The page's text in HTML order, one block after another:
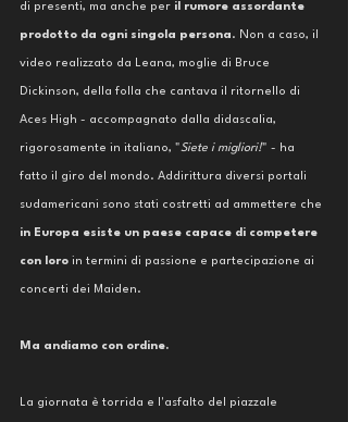
di presenti, ma anche per il rumore assordante
prodotto da ogni singola persona. Non a caso, il
video realizzato da Leana, moglie di Bruce
Dickinson, della folla che cantava il ritornello di
Aces High - accompagnato dalla didascalia,
rigorosamente in italiano, "Siete i migliori!" - ha
fatto il giro del mondo. Addirittura diversi portali
sudamericani sono stati costretti ad ammettere che
in Europa esiste un paese capace di competere
con loro in termini di passione e partecipazione ai
concerti dei Maiden.
Ma andiamo con ordine.
La giornata è torrida e l'asfalto del piazzale